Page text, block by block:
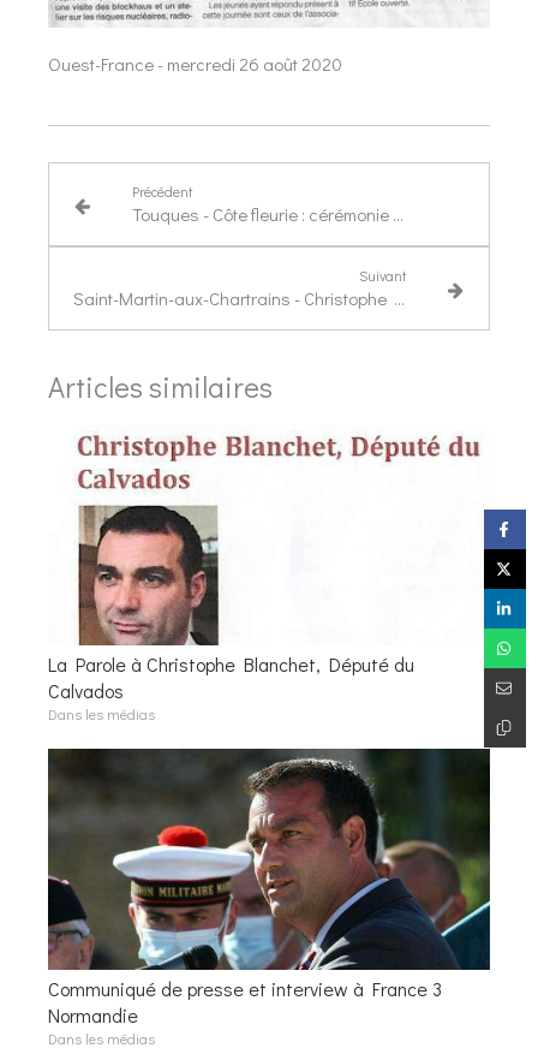
Ouest-France - mercredi 26 août 2020
Précédent
Touques - Côte fleurie : cérémonie de la libération
Suivant
Saint-Martin-aux-Chartrains - Christophe Blanchet à la rencontre des élus
Articles similaires
La Parole à Christophe Blanchet, Député du
Calvados
Dans les médias
Communiqué de presse et interview à France 3
Normandie
Dans les médias